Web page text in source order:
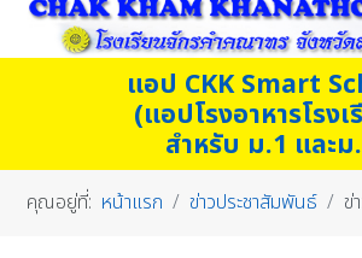
แอป CKK Smart
(แอปโรงอาหารโรง
สำหรับ ม.1 และม
คุณอยู่ที่: หน้าแรก ข่าวประชาสัมพันธ์ ข่